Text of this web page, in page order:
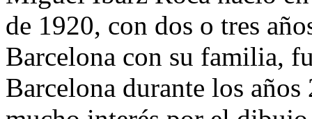
de 1920, con dos o tres
Barcelona con su familia,
Barcelona durante los